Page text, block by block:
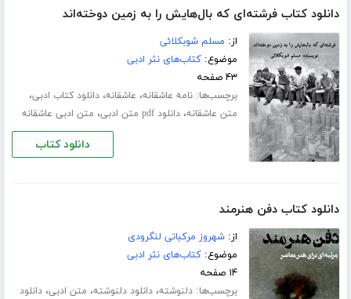
دانلود کتاب فرشته‌ای که بال‌هایش را به زمین دوخته‌اند
از: مسلم شوبکلائی
موضوع:کتاب‌های نثر ادبی
۴۳ صفحه
برچسب‌ها:نامه عاشقانه، عاشقانه،دانلود کتاب ادبی،
متن عاشقانه،دانلود pdf متن ادبی ، متن ادبی عاشقانه
دانلود کتاب
دانلود کتاب دفن هنرمند
از:شهروز مرکباتی لنگرودی
موضوع:کتاب‌های نثر ادبی
۱۴ صفحه
برچسب‌ها:دلنوشته،دانلود دلنوشته، متن ادبی،دانلود